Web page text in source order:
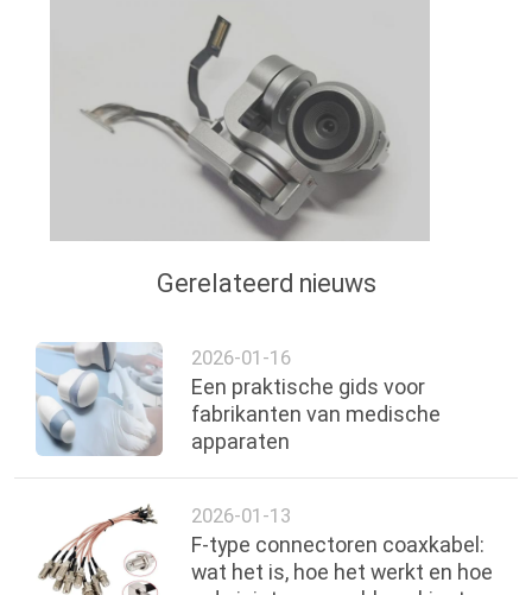
Gerelateerd nieuws
2026-01-16
Een praktische gids voor
fabrikanten van medische
apparaten
2026-01-13
F-type connectoren coaxkabel:
wat het is, hoe het werkt en hoe